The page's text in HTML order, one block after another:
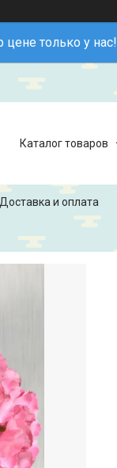
только у нас!
Каталог товаров
Доставка и оплата